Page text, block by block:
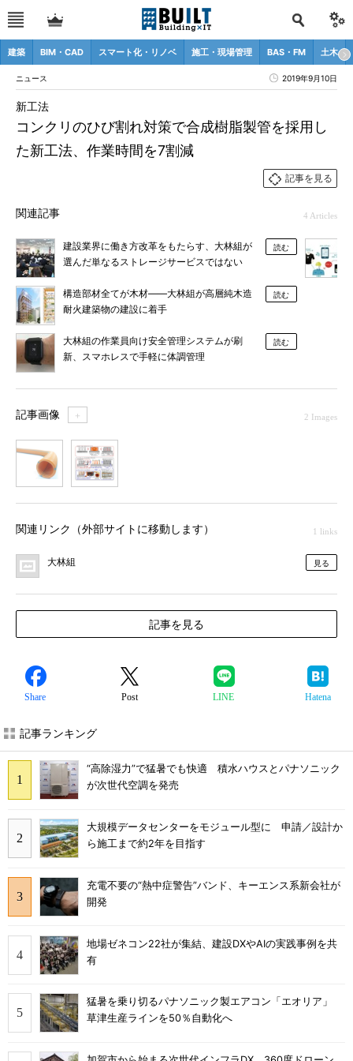
建築 BIM・CAD スマート化・リノベ 施工・現場管理 BAS・FM 土木
ニュース 2019年9月10日
コンクリのひび割れ対策で合成樹脂製管を採用し
た新工法、作業時間を7割減
新工法
記事を見る
関連記事 4 Articles
建設業界に働き方改革をもたらす、大林組が
選んだ単なるストレージサービスではない
読む
構造部材全てが木材――大林組が高層純木造
耐火建築物の建設に着手
読む
大林組の作業員向け安全管理システムが刷
新、スマホレスで手軽に体調管理
読む
記事画像 ＋ 2 Images
関連リンク（外部サイトに移動します） 1 links
大林組 見る
記事を見る
Share Post LINE Hatena
記事ランキング
“高除湿力”で猛暑でも快適 積水ハウスとパナソニック
が次世代空調を発売
大規模データセンターをモジュール型に 申請／設計か
ら施工まで約2年を目指す
充電不要の“熱中症警告”バンド、キーエンス系新会社が
開発
地場ゼネコン22社が集結、建設DXやAIの実践事例を共
有
猛暑を乗り切るパナソニック製エアコン「エオリア」
草津生産ラインを50％自動化へ